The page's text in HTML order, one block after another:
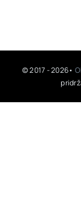
© 2017 - 2026•